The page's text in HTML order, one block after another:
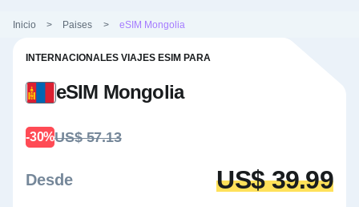
Inicio > Paises > eSIM Mongolia
INTERNACIONALES VIAJES ESIM PARA
eSIM Mongolia
-30%US$ 57.13
Desde US$ 39.99